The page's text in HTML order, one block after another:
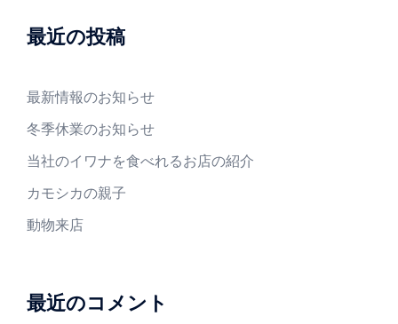
最近の投稿
最新情報のお知らせ
冬季休業のお知らせ
当社のイワナを食べれるお店の紹介
カモシカの親子
動物来店
最近のコメント